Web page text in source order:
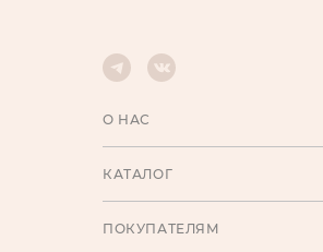
О НАС
КАТАЛОГ
ПОКУПАТЕЛЯМ